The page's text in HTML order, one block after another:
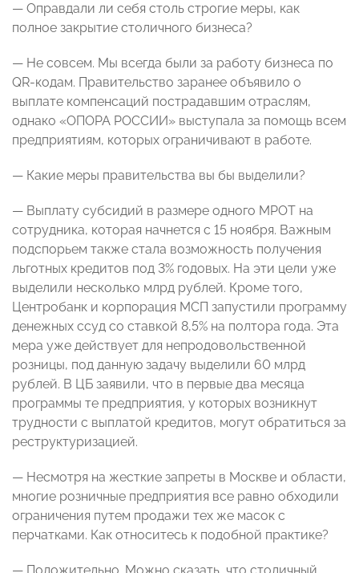
— Оправдали ли себя столь строгие меры, как
полное закрытие столичного бизнеса?
— Не совсем. Мы всегда были за работу бизнеса по
QR-кодам. Правительство заранее объявило о
выплате компенсаций пострадавшим отраслям,
однако «ОПОРА РОССИИ» выступала за помощь всем
предприятиям, которых ограничивают в работе.
— Какие меры правительства вы бы выделили?
— Выплату субсидий в размере одного МРОТ на
сотрудника, которая начнется с 15 ноября. Важным
подспорьем также стала возможность получения
льготных кредитов под 3% годовых. На эти цели уже
выделили несколько млрд рублей. Кроме того,
Центробанк и корпорация МСП запустили программу
денежных ссуд со ставкой 8,5% на полтора года. Эта
мера уже действует для непродовольственной
розницы, под данную задачу выделили 60 млрд
рублей. В ЦБ заявили, что в первые два месяца
программы те предприятия, у которых возникнут
трудности с выплатой кредитов, могут обратиться за
реструктуризацией.
— Несмотря на жесткие запреты в Москве и области,
многие розничные предприятия все равно обходили
ограничения путем продажи тех же масок с
перчатками. Как относитесь к подобной практике?